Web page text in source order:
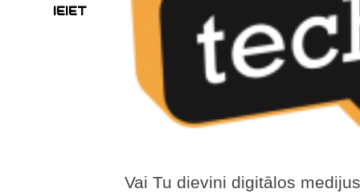
IEIET
Vai Tu dievini digitālos